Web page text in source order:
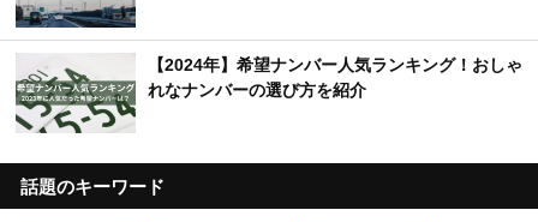
【2024年】希望ナンバー人気ランキング！おしゃ
れなナンバーの選び方を紹介
話題のキーワード